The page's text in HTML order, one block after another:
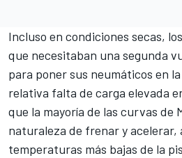
Incluso en condiciones secas,
que necesitaban una segunda
para poner sus neumáticos en
relativa falta de carga elevada
que la mayoría de las curvas de
naturaleza de frenar y acelerar,
temperaturas más bajas de la